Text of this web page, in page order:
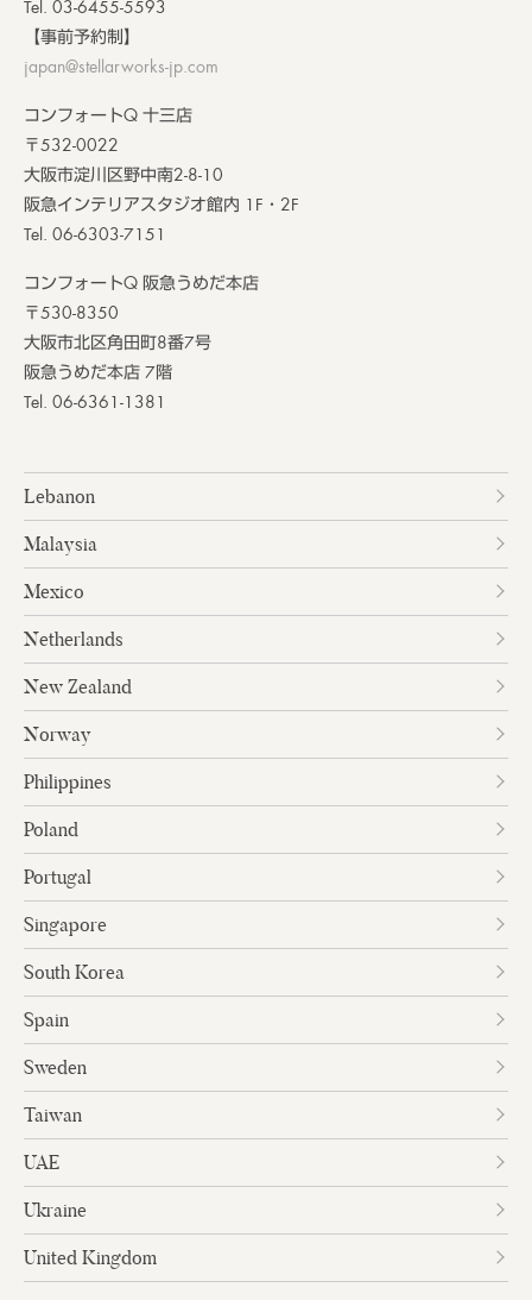
Tel. 03-6455-5593
【事前予約制】
japan@stellarworks-jp.com
コンフォートQ 十三店
〒532-0022
大阪市淀川区野中南2-8-10
阪急インテリアスタジオ館内 1F・2F
Tel. 06-6303-7151
コンフォートQ 阪急うめだ本店
〒530-8350
大阪市北区角田町8番7号
阪急うめだ本店 7階
Tel. 06-6361-1381
Lebanon
Malaysia
Mexico
Netherlands
New Zealand
Norway
Philippines
Poland
Portugal
Singapore
South Korea
Spain
Sweden
Taiwan
UAE
Ukraine
United Kingdom